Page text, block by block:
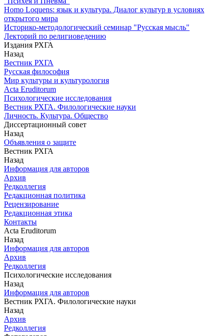
Homo Loquens: язык и культура. Диалог культур в условиях
открытого мира
Историко-методологический семинар "Русская мысль"
Лекторий по религиоведению
Издания РХГА
Назад
Вестник РХГА
Русская философия
Мир культуры и культурология
Acta Eruditorum
Психологические исследования
Вестник РХГА. Филологические науки
Личность. Культура. Общество
Диссертационный совет
Назад
Объявления о защите
Вестник РХГА
Назад
Информация для авторов
Архив
Редколлегия
Редакционная политика
Рецензирование
Редакционная этика
Контакты
Acta Eruditorum
Назад
Информация для авторов
Архив
Редколлегия
Психологические исследования
Назад
Информация для авторов
Вестник РХГА. Филологические науки
Назад
Архив
Редколлегия